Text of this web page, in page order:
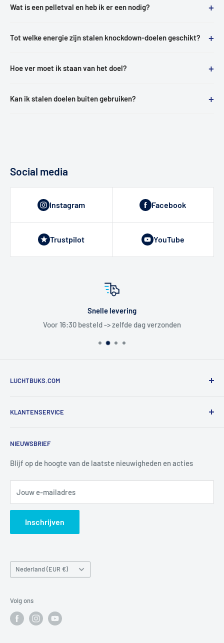
Wat is een pelletval en heb ik er een nodig? +
Tot welke energie zijn stalen knockdown-doelen geschikt? +
Hoe ver moet ik staan van het doel? +
Kan ik stalen doelen buiten gebruiken? +
Social media
Instagram Facebook
Trustpilot YouTube
Snelle levering
Voor 16:30 besteld -> zelfde dag verzonden
LUCHTBUKS.COM
Utrechtlaan 9
Tel:+31 6 345 30 448
Mail:info@luchtbuks.com
KLANTENSERVICE
Informatie
Privacybeleid
Verzendbeleid
Search
NIEUWSBRIEF
Blijf op de hoogte van de laatste nieuwigheden en acties
Jouw e-mailadres
Inschrijven
Land/regio
Nederland (EUR €)
Volg ons